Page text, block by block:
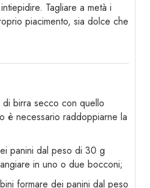
Tagliare a metà i
piacimento, sia dolce che
birra secco con quello
è necessario raddoppiarne la
panini dal peso di 30 g
in uno o due bocconi;
formare dei panini dal peso